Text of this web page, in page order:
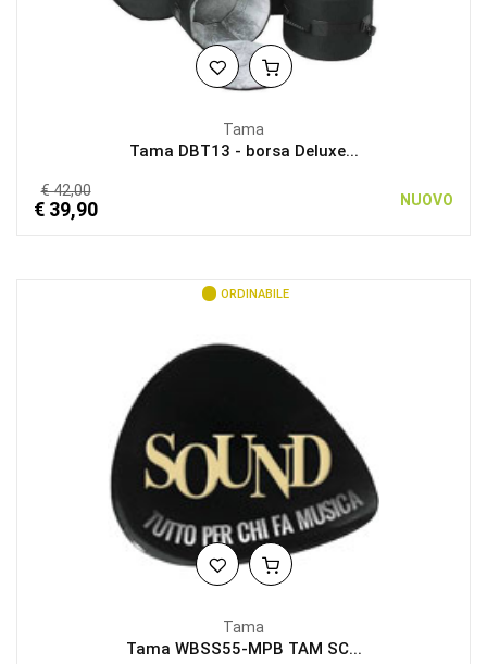
Tama
Tama DBT13 - borsa Deluxe...
€ 42,00
€ 39,90 NUOVO
ORDINABILE
Tama
Tama WBSS55-MPB TAM SC...